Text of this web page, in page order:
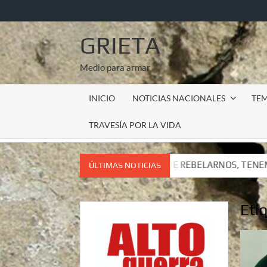
al
contenido
GRIETA
Medio para armar
INICIO NOTICIAS NACIONALES
TRAVESÍA POR LA VIDA
ÚLTIMAS NOTICIAS
QUE REBELARNOS, TENEMOS QUE VIVIR. CARTA DEL
QUE REBELARNOS, TENEMOS QUE VIVIR. CARTA DEL